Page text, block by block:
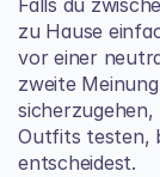
Falls du
zu Hause
vor einer
zweite
Outfits testen,
entscheidest.